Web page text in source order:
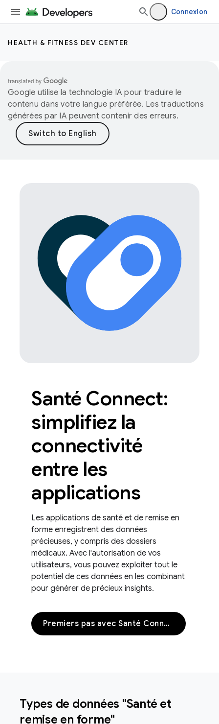
Connexion
HEALTH & FITNESS DEV CENTER
Google utilise la technologie IA pour traduire le
contenu dans votre langue préférée. Les traductions
générées par IA peuvent contenir des erreurs.
Santé Connect:
simplifiez la
connectivité
entre les
applications
Les applications de santé et de remise en
forme enregistrent des données
précieuses, y compris des dossiers
médicaux. Avec l'autorisation de vos
utilisateurs, vous pouvez exploiter tout le
potentiel de ces données en les combinant
pour générer de précieux insights.
Premiers pas avec Santé Connect
Types de données "Santé et
remise en forme"